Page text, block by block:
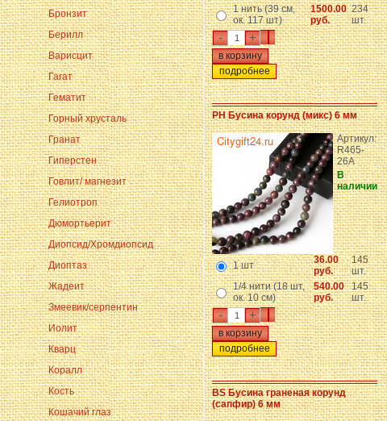
Бронзит
Берилл
Варисцит
Гагат
Гематит
Горный хрусталь
Гранат
Гиперстен
Говлит/ магнезит
Гелиотроп
Дюмортьерит
Диопсид/Хромдиопсид
Диоптаз
Жадеит
Змеевик/серпентин
Иолит
Кварц
Коралл
Кость
Кошачий глаз
1 нить (39 см,
ок. 117 шт)
1500.00
руб.
234
шт.
- +
подробнее
PH Бусина корунд (микс) 6 мм
Артикул:
R465-
26A
В
наличии
1 шт
36.00
руб.
145
шт.
1/4 нити (18 шт,
ок. 10 см)
540.00
руб.
145
шт.
- +
подробнее
BS Бусина граненая корунд
(сапфир) 6 мм